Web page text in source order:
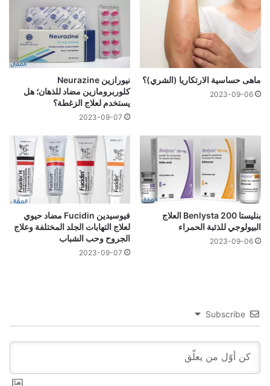
ماهى حساسية الارتكاريا (الشري)؟
2023-09-06
نيورازين Neurazine
كلوربرومازين مضاد للذهان؛ هل
يستخدم لعلاج الزغطة؟
2023-09-07
بنليستا Benlysta 200 العلاج
البيولوجي للذئبة الحمراء
2023-09-06
فيوسيدين Fucidin مضاد حيوي
لعلاج التهابات الجلد المختلفة وعلاج
الجروح وحب الشباب
2023-09-07
Subscribe